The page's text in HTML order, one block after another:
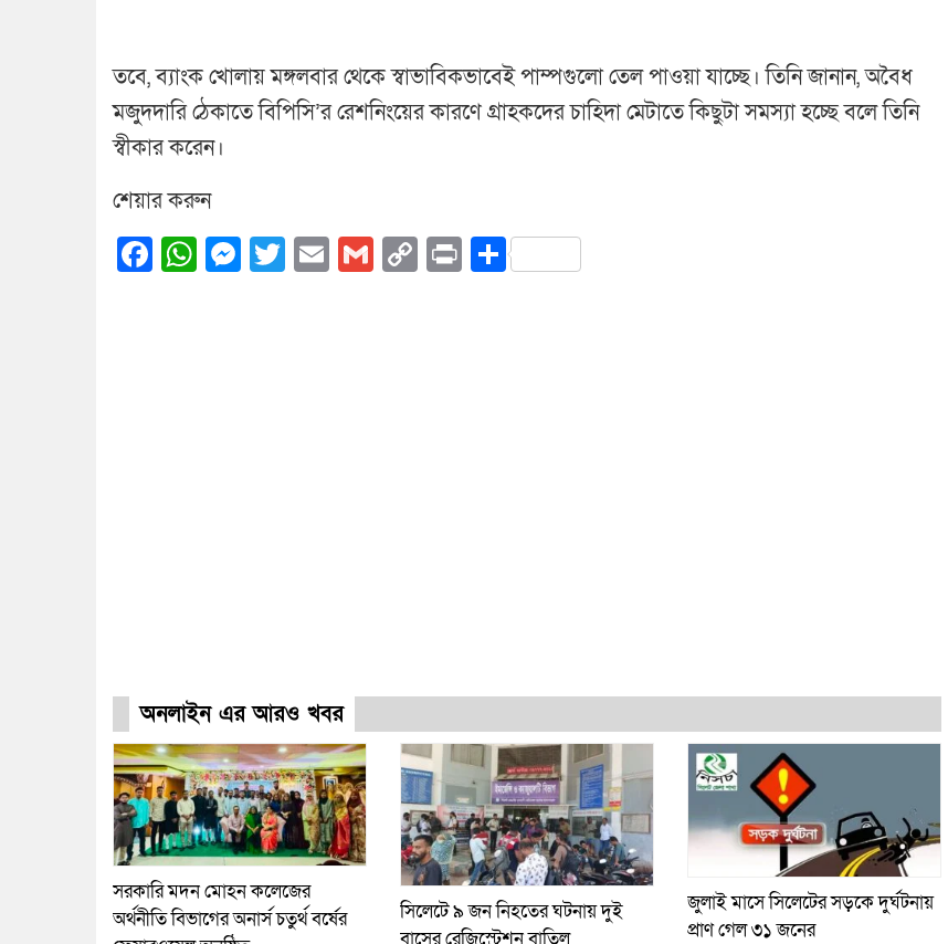
তবে, ব্যাংক খোলায় মঙ্গলবার থেকে স্বাভাবিকভাবেই পাম্পগুলো তেল পাওয়া যাচ্ছে। তিনি জানান, অবৈধ
মজুদদারি ঠেকাতে বিপিসি’র রেশনিংয়ের কারণে গ্রাহকদের চাহিদা মেটাতে কিছুটা সমস্যা হচ্ছে বলে তিনি
স্বীকার করেন।
শেয়ার করুন
Facebook
WhatsApp
Messenger
Twitter
EmailGmailCopyPrintShare
অনলাইন এর আরও খবর
সরকারি মদন মোহন কলেজের
অর্থনীতি বিভাগের অনার্স চতুর্থ বর্ষের
সিলেটে ৯ জন নিহতের ঘটনায় দুই
জুলাই মাসে সিলেটের সড়কে দুর্ঘটনায়
প্রাণ গেল ৩১ জনের